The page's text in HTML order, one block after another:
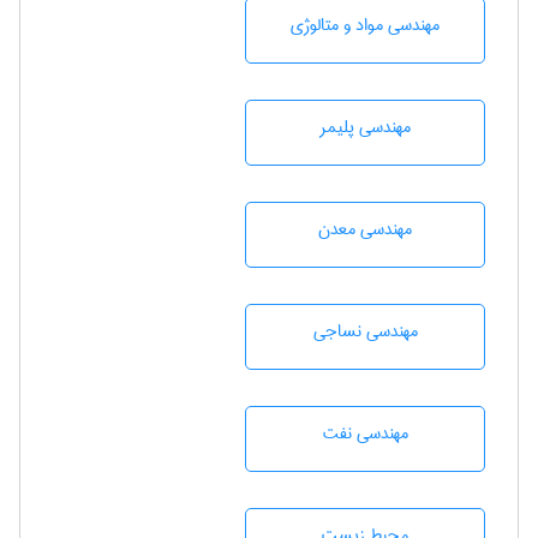
مهندسی مواد و متالوژی
مهندسی پليمر
مهندسی معدن
مهندسي نساجی
مهندسی نفت